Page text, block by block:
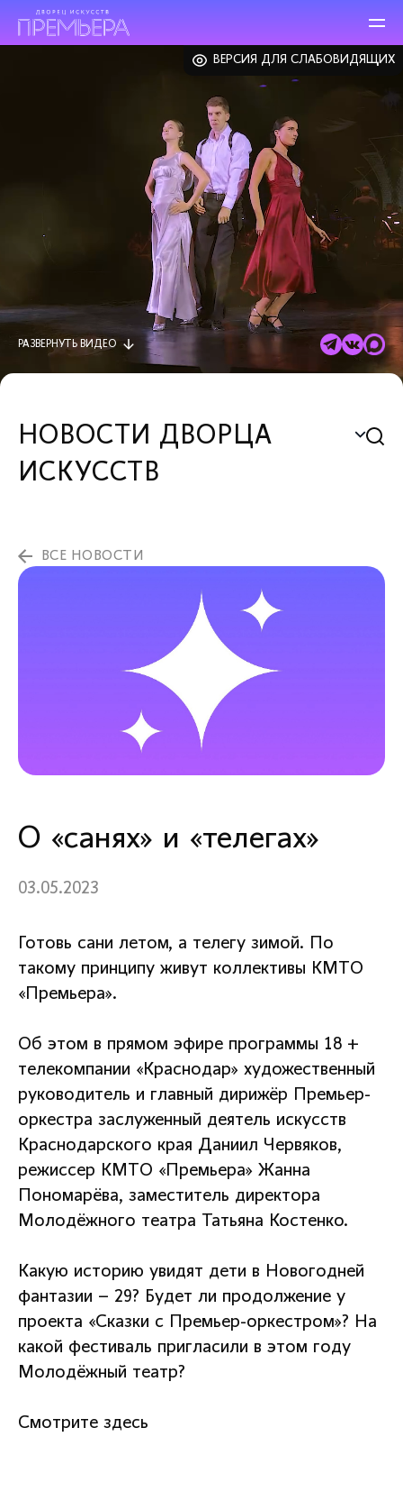
ВЕРСИЯ ДЛЯ СЛАБОВИДЯЩИХ
РАЗВЕРНУТЬ ВИДЕО
НОВОСТИ ДВОРЦА
ИСКУССТВ
ВСЕ НОВОСТИ
О «санях» и «телегах»
03.05.2023
Готовь сани летом, а телегу зимой. По
такому принципу живут коллективы КМТО
«Премьера».
Об этом в прямом эфире программы 18 +
телекомпании «Краснодар» художественный
руководитель и главный дирижёр Премьер-
оркестра заслуженный деятель искусств
Краснодарского края Даниил Червяков,
режиссер КМТО «Премьера» Жанна
Пономарёва, заместитель директора
Молодёжного театра Татьяна Костенко.
Какую историю увидят дети в Новогодней
фантазии – 29? Будет ли продолжение у
проекта «Сказки с Премьер-оркестром»? На
какой фестиваль пригласили в этом году
Молодёжный театр?
Смотрите здесь